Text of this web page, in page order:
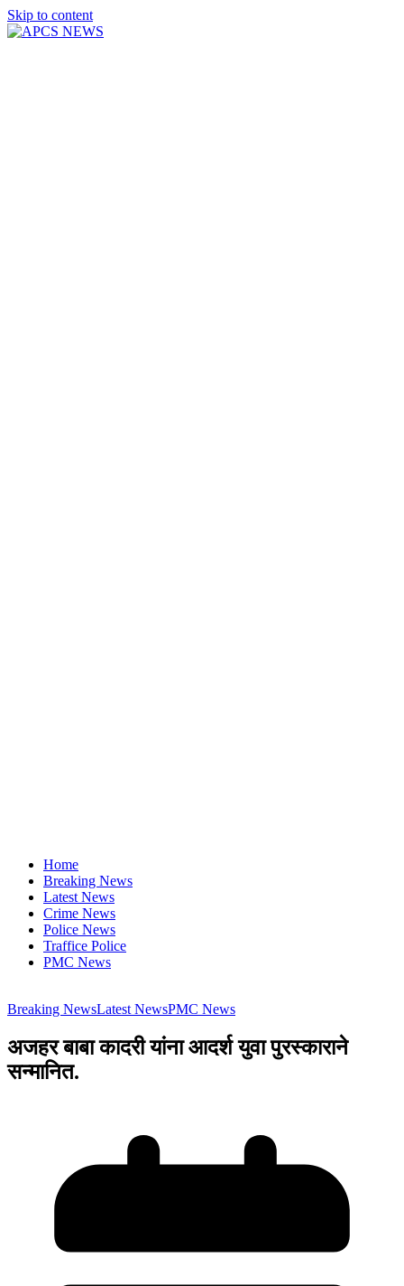
Skip to content
Home
Breaking News
Latest News
Crime News
Police News
Traffice Police
PMC News
Breaking NewsLatest NewsPMC News
अजहर बाबा कादरी यांना आदर्श युवा पुरस्काराने
सन्मानित.